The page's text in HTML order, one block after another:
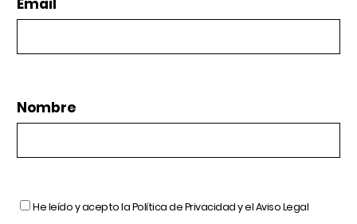
Nombre
He leído y acepto laPolítica de Privacidady elAviso Legal